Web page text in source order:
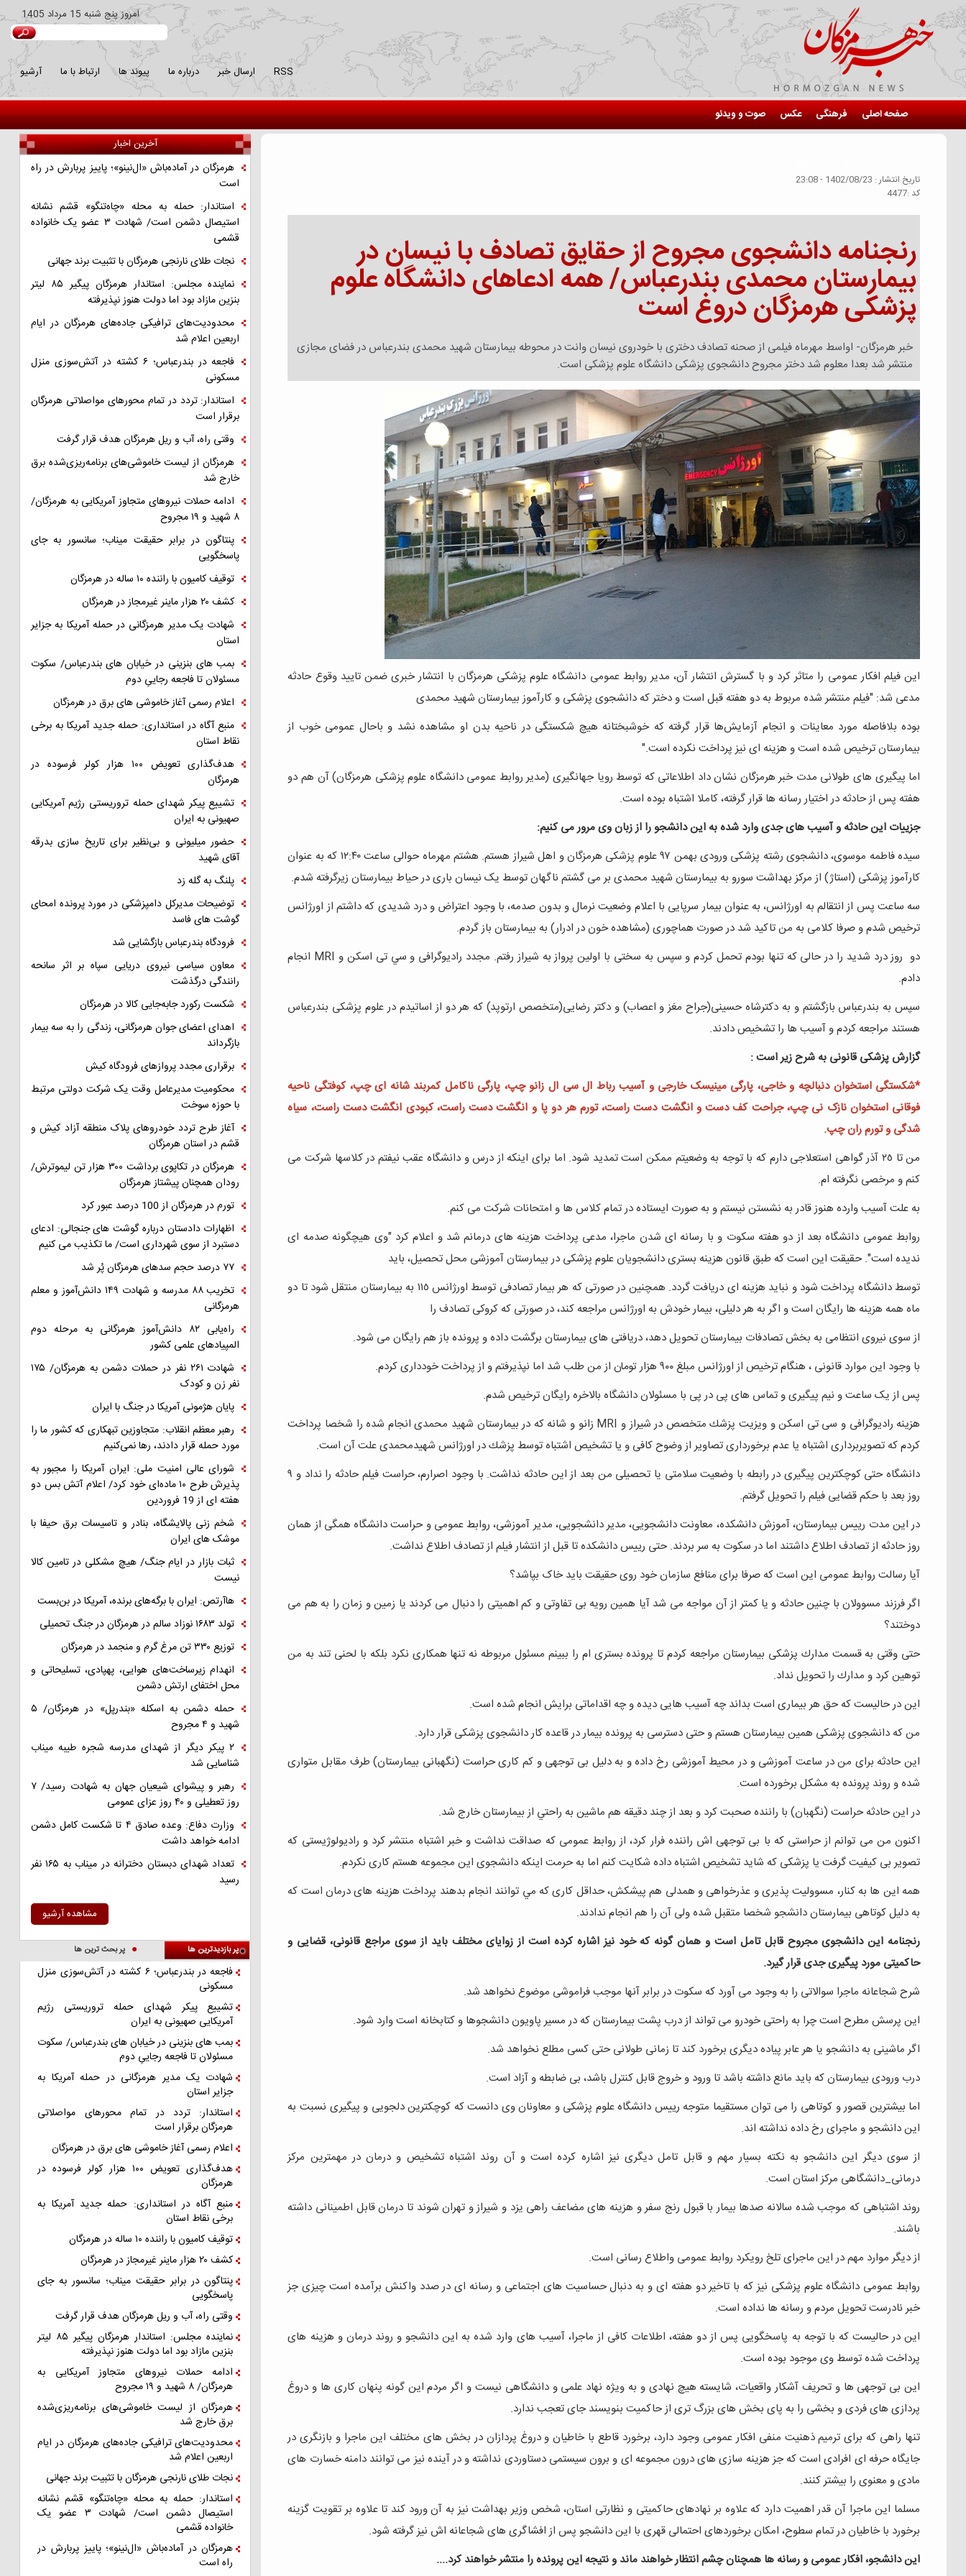
امروزپنج شنبه 15 مرداد 1405
آرشیو ارتباط با ما پیوند ها درباره ما ارسال خبر RSS
صفحه اصلی فرهنگی عکس صوت و ویدئو
تاريخ انتشار : 1402/08/23 - 23:08
كد :4477
رنجنامه دانشجوی مجروح از حقایق تصادف با نیسان در
بیمارستان محمدی بندرعباس/ همه ادعاهای دانشگاه علوم
پزشکی هرمزگان دروغ است
خبر هرمزگان- اواسط مهرماه فیلمی از صحنه تصادف دختری با خودروی نیسان وانت در محوطه بیمارستان شهید محمدی بندرعباس در فضای مجازی
منتشر شد بعدا معلوم شد دختر مجروح دانشجوی پزشکی دانشگاه علوم پزشکی است.
این فیلم افکار عمومی را متاثر کرد و با گسترش انتشار آن، مدیر روابط عمومی دانشگاه علوم پزشکی هرمزگان با انتشار خبری ضمن تایید وقوع حادثه
مدعی شد: "فیلم منتشر شده مربوط به دو هفته قبل است و دختر که دانشجوی پزشکی و کارآموز بیمارستان شهید محمدی
بوده بلافاصله مورد معاینات و انجام آزمایش‌ها قرار گرفته که خوشبختانه هیچ شکستگی در ناحیه بدن او مشاهده نشد و باحال عمومی خوب از
بیمارستان ترخیص شده است و هزینه ای نیز پرداخت نکرده است."
اما پیگیری های طولانی مدت خبر هرمزگان نشان داد اطلاعاتی که توسط رویا جهانگیری (مدیر روابط عمومی دانشگاه علوم پزشکی هرمزگان) آن هم دو
هفته پس از حادثه در اختیار رسانه ها قرار گرفته، کاملا اشتباه بوده است.
جزییات این حادثه و آسیب های جدی وارد شده به این دانشجو را از زبان وی مرور می کنیم:
سيده فاطمه موسوی، دانشجوی رشته پزشکی ورودی بهمن ۹۷ علوم پزشکی هرمزگان و اهل شیراز هستم. هشتم مهرماه حوالی ساعت ۱۲:۴۰ که به عنوان
کارآموز پزشكی (استاژ) از مرکز بهداشت سورو به بیمارستان شهید محمدی بر می گشتم ناگهان توسط یک نیسان باری در حياط بيمارستان زيرگرفته شدم.
سه ساعت پس از انتقالم به اورژانس، به عنوان بیمار سرپایی با اعلام وضعیت نرمال و بدون صدمه، با وجود اعتراض و درد شدیدی كه داشتم از اورژانس
ترخيص شدم و صرفا کلامی به من تاكيد شد در صورت هماچوری (مشاهده خون در ادرار) به بيمارستان باز گردم.
دو روز درد شدید را در حالی که تنها بودم تحمل كردم و سپس به سختی با اولين پرواز به شیراز رفتم. مجدد راديوگرافی و سي تی اسكن و MRI انجام
دادم.
سپس به بندرعباس بازگشتم و به دكترشاه حسينی(جراح مغز و اعصاب) و دكتر رضايی(متخصص ارتوپد) كه هر دو از اساتيدم در علوم پزشكی بندرعباس
هستند مراجعه کردم و آسيب ها را تشخيص دادند.
گزارش پزشكی قانونی به شرح زير است :
*شکستگی استخوان دنبالچه و خاجی، پارگی مینیسک خارجی و آسیب رباط ال سی ال زانو چپ، پارگی ناکامل کمربند شانه ای چپ، کوفتگی ناحیه
فوقانی استخوان نازک نی چپ، جراحت کف دست و انگشت دست راست، تورم هر دو پا و انگشت دست راست، کبودی انگشتدست راست، سیاه
شدگی و تورم ران چپ.
من تا ٢٥ آذر گواهی استعلاجی دارم كه با توجه به وضعيتم ممكن است تمديد شود. اما برای اينكه از درس و دانشگاه عقب نيفتم در كلاسها شرکت می
كنم و مرخصی نگرفته ام.
به علت آسيب وارده هنوز قادر به نشستن نيستم و به صورت ايستاده در تمام كلاس ها و امتحانات شركت می كنم.
روابط عمومی دانشگاه بعد از دو هفته سكوت و با رسانه ای شدن ماجرا، مدعی پرداخت هزینه های درمانم شد و اعلام کرد "وی هیچگونه صدمه ای
ندیده است". حقیقت این است که طبق قانون هزینه بستری دانشجويان علوم پزشكی در بيمارستان آموزشی محل تحصيل، باید
توسط دانشگاه پرداخت شود و نباید هزينه ای دریافت گردد. همچنين در صورتی كه هر بيمار تصادفی توسط اورژانس ١١٥ به بيمارستان منتقل شود تا دو
ماه همه هزينه ها رايگان است و اگر به هر دلیلی، بیمار خودش به اورژانس مراجعه کند، در صورتی كه کروکی تصادف را
از سوی نيروی انتظامی به بخش تصادفات بیمارستان تحویل دهد، دریافتی های بیمارستان برگشت داده و پرونده باز هم رایگان می شود.
با وجود این موارد قانونی ، هنگام ترخيص از اورژانس مبلغ ٩٠٠ هزار تومان از من طلب شد اما نپذيرفتم و از پرداخت خودداری کردم.
پس از یک ساعت و نيم پیگیری و تماس های پی در پی با مسئولان دانشگاه بالاخره رايگان ترخيص شدم.
هزينه راديوگرافی و سی تی اسكن و ویزیت پزشك متخصص در شيراز و MRI زانو و شانه که در بيمارستان شهيد محمدی انجام شده را شخصا پرداخت
کردم که تصويربرداری اشتباه يا عدم برخورداری تصاوير از وضوح كافی و يا تشخيص اشتباه توسط پزشك در اورژانس شهيدمحمدی علت آن است.
دانشگاه حتی کوچکترین پیگیری در رابطه با وضعیت سلامتی یا تحصیلی من بعد از این حادثه نداشت. با وجود اصرارم، حراست فيلم حادثه را نداد و ۹
روز بعد با حكم قضايی فیلم را تحویل گرفتم.
در این مدت رییس بيمارستان، آموزش دانشكده، معاونت دانشجويی، مدير دانشجويی، مدير آموزشی، روابط عمومی و حراست دانشگاه همگی از همان
روز حادثه از تصادف اطلاع داشتند اما در سکوت به سر بردند. حتی رييس دانشكده تا قبل از انتشار فيلم از تصادف اطلاع نداشت.
آیا رسالت روابط عمومی این است که صرفا برای منافع سازمان خود روی حقیقت باید خاک بپاشد؟
اگر فرزند مسوولان با چنین حادثه و یا کمتر از آن مواجه می شد آیا همین رویه بی تفاوتی و کم اهمیتی را دنبال می کردند یا زمین و زمان را به هم می
دوختند؟
حتی وقتی به قسمت مدارك پزشكی بيمارستان مراجعه کردم تا پرونده بستری ام را ببینم مسئول مربوطه نه تنها همکاری نکرد بلکه با لحنی تند به من
توهین کرد و مدارك را تحویل نداد.
این در حالیست که حق هر بیماری است بداند چه آسيب هایی ديده و چه اقداماتی برایش انجام شده است.
من که دانشجوی پزشكی همین بيمارستان هستم و حتی دسترسی به پرونده بیمار در قاعده کار دانشجوی پزشکی قرار دارد.
این حادثه برای من در ساعت آموزشی و در محيط آموزشی رخ داده و به دليل بی توجهی و کم کاری حراست (نگهبانی بیمارستان) طرف مقابل متواری
شده و روند پرونده به مشكل برخورده است.
در این حادثه حراست (نگهبان) با راننده صحبت كرد و بعد از چند دقيقه هم ماشين به راحتي از بيمارستان خارج شد.
اکنون من می توانم از حراستی كه با بی توجهی اش راننده فرار كرد، از روابط عمومی كه صداقت نداشت و خبر اشتباه منتشر كرد و راديولوژيستی كه
تصوير بی كيفيت گرفت يا پزشكی كه شاید تشخيص اشتباه داده شكايت كنم اما به حرمت اينكه دانشجوی اين مجموعه هستم کاری نكردم.
همه این ها به کنار، مسوولیت پذیری و عذرخواهی و همدلی هم پیشکش، حداقل كاری كه مي توانند انجام بدهند پرداخت هزينه های درمان است که
به دلیل کوتاهی بیمارستان دانشجو شخصا متقبل شده ولی آن را هم انجام ندادند.
رنجنامه این دانشجوی مجروح قابل تامل است و همان گونه که خود نیز اشاره کرده است از زوایای مختلف باید از سوی مراجع قانونی، قضایی و
حاکمیتی مورد پیگیری جدی قرار گیرد.
شرح شجاعانه ماجرا سوالاتی را به وجود می آورد که سکوت در برابر آنها موجب فراموشی موضوع نخواهد شد.
این پرسش مطرح است چرا به راحتی خودرو می تواند از درب پشت بيمارستان که در مسیر پاويون دانشجوها و كتابخانه است وارد شود.
اگر ماشينی به دانشجو یا هر عابر پیاده دیگری برخورد کند تا زمانی طولانی حتی کسی مطلع نخواهد شد.
درب ورودی بيمارستان که بايد مانع داشته باشد تا ورود و خروج قابل کنترل باشد، بی ضابطه و آزاد است.
اما بیشترین قصور و کوتاهی را می توان مستقیما متوجه رییس دانشگاه علوم پزشکی و معاونان وی دانست که کوچکترین دلجویی و پیگیری نسبت به
این دانشجو و ماجرای رخ داده نداشته اند.
از سوی دیگر این دانشجو به نکته بسیار مهم و قابل تامل دیگری نیز اشاره کرده است و آن روند اشتباه تشخیص و درمان در مهمترین مرکز
درمانی_دانشگاهی مرکز استان است.
روند اشتباهی که موجب شده سالانه صدها بیمار با قبول رنج سفر و هزینه های مضاعف راهی یزد و شیراز و‌ تهران شوند تا درمان قابل اطمینانی داشته
باشند.
از دیگر موارد مهم در این ماجرای تلخ رویکرد روابط عمومی و‌اطلاع رسانی است.
روابط عمومی دانشگاه علوم پزشکی نیز که با تاخیر دو هفته ای و به دنبال حساسیت های اجتماعی و رسانه ای در صدد واکنش برآمده است چیزی جز
خبر نادرست تحویل مردم و رسانه ها نداده است.
این در حالیست که با توجه به پاسخگویی پس از دو هفته، اطلاعات کافی از ماجرا، آسیب های وارد شده به این دانشجو و روند درمان و هزینه های
پرداخت شده توسط وی موجود بوده است.
این بی توجهی ها و تحریف آشکار واقعیات، شایسته هیچ نهادی و به ویژه نهاد علمی و دانشگاهی نیست و اگر مردم این گونه پنهان کاری ها و دروغ
پردازی های فردی و بخشی را به پای بخش های بزرگ تری از حاکمیت بنویسند جای تعجب ندارد.
تنها راهی که برای ترمیم ذهنیت منفی افکار عمومی وجود دارد، برخورد قاطع با خاطیان و دروغ پردازان در بخش های مختلف این ماجرا و بازنگری در
جایگاه حرفه ای افرادی است که جز هزینه سازی های درون مجموعه ای و برون سیستمی دستاوردی نداشته و در آینده نیز می توانند دامنه خسارت های
مادی و معنوی را بیشتر کنند.
مسلما این ماجرا آن قدر اهمیت دارد که علاوه بر نهادهای حاکمیتی و نظارتی استان، شخص وزیر بهداشت نیز به آن ورود کند تا علاوه بر تقویت گزینه
برخورد با خاطیان در تمام سطوح، امکان برخوردهای احتمالی قهری با این دانشجو پس از افشاگری های شجاعانه اش نیز گرفته شود.
این دانشجو، افکار عمومی و رسانه ها همچنان چشم انتظار خواهند ماند و‌ نتیجه این پرونده را منتشر خواهند کرد....
آخرین اخبار
هرمزگان در آماده‌باش «ال‌نینو»؛ پاییز پربارش در راه
است
استاندار: حمله به محله «چاه‌تنگو» قشم نشانه
استیصال دشمن است/ شهادت ۳ عضو یک خانواده
قشمی
نجات طلای نارنجی هرمزگان با تثبیت برند جهانی
نماینده مجلس: استاندار هرمزگان پیگیر ۸۵ لیتر
بنزین مازاد بود اما دولت هنوز نپذیرفته
محدودیت‌های ترافیکی جاده‌های هرمزگان در ایام
اربعین اعلام شد
فاجعه در بندرعباس؛ ۶ کشته در آتش‌سوزی منزل
مسکونی
استاندار: تردد در تمام محورهای مواصلاتی هرمزگان
برقرار است
وقتی راه، آب و ریل هرمزگان هدف قرار گرفت
هرمزگان از لیست خاموشی‌های برنامه‌ریزی‌شده برق
خارج شد
ادامه حملات نیروهای متجاوز آمریکایی به هرمزگان/
۸ شهید و ۱۹ مجروح
پنتاگون در برابر حقیقت میناب؛ سانسور به جای
پاسخگویی
توقیف کامیون با راننده ۱۰ ساله در هرمزگان
کشف ۲۰ هزار ماینر غیرمجاز در هرمزگان
شهادت یک مدیر هرمزگانی در حمله آمریکا به جزایر
استان
بمب های بنزینی در خیابان های بندرعباس/ سکوت
مسئولان تا فاجعه رجاییِ دوم
اعلام رسمی آغاز خاموشی های برق در هرمزگان
منبع آگاه در استانداری: حمله جدید آمریکا به برخی
نقاط استان
هدف‌گذاری تعویض ۱۰۰ هزار کولر فرسوده در
هرمزگان
تشییع پیکر شهدای حمله تروریستی رژیم آمریکایی
صهیونی به ایران
حضور میلیونی و بی‌نظیر برای تاریخ سازی بدرقه
آقای شهید
پلنگ به گله زد
توضیحات مدیرکل دامپزشکی در مورد پرونده امحای
گوشت های فاسد
فرودگاه بندرعباس بازگشایی شد
معاون سیاسی نیروی دریایی سپاه بر اثر سانحه
رانندگی درگذشت
شکست رکورد جابه‌جایی کالا در هرمزگان
اهدای اعضای جوان هرمزگانی، زندگی را به سه بیمار
بازگرداند
برقراری مجدد پروازهای فرودگاه کیش
محکومیت مدیرعامل وقت یک شرکت دولتی مرتبط
با حوزه سوخت
آغاز طرح تردد خودروهای پلاک منطقه آزاد کیش و
قشم در استان هرمزگان
هرمزگان در تکاپوی برداشت ۳۰۰ هزار تن لیموترش/
رودان همچنان پیشتاز هرمزگان
تورم در هرمزگان از 100 درصد عبور کرد
اظهارات دادستان درباره گوشت های جنجالی: ادعای
دستبرد از سوی شهرداری است/ ما تکذیب می کنیم
۷۷ درصد حجم سدهای هرمزگان پُر شد
تخریب ۸۸ مدرسه و شهادت ۱۴۹ دانش‌آموز و معلم
هرمزگانی
راه‌یابی ۸۲ دانش‌آموز هرمزگانی به مرحله دوم
المپیادهای علمی کشور
شهادت ۲۶۱ نفر در حملات دشمن به هرمزگان/ ۱۷۵
نفر زن و کودک
پایان هژمونی آمریکا در جنگ با ایران
رهبر معظم انقلاب: متجاوزین تبهکاری که کشور ما را
مورد حمله قرار دادند، رها نمی‌کنیم
شورای عالی امنیت ملی: ایران آمریکا را مجبور به
پذیرش طرح ۱۰ ماده‌ای خود کرد/ اعلام آتش بس دو
هفته ای از 19 فروردین
شخم زنی پالایشگاه، بنادر و تاسیسات برق حیفا با
موشک های ایران
ثبات بازار در ایام جنگ/ هیچ مشکلی در تامین کالا
نیست
هاآرتص: ایران با برگه‌های برنده، آمریکا در بن‌بست
تولد ۱۶۸۳ نوزاد سالم در هرمزگان در جنگ تحمیلی
توزیع ۳۳۰ تن مرغ گرم و منجمد در هرمزگان
انهدام زیرساخت‌های هوایی، پهپادی، تسلیحاتی و
محل اختفای ارتش دشمن
حمله دشمن به اسکله «بندرپل» در هرمزگان/ ۵
شهید و ۴ مجروح
۲ پیکر دیگر از شهدای مدرسه شجره طیبه میناب
شناسایی شد
رهبر و پیشوای شیعیان جهان به شهادت رسید/ ۷
روز تعطیلی و ۴۰ روز عزای عمومی
وزارت دفاع: وعده صادق ۴ تا شکست کامل دشمن
ادامه خواهد داشت
تعداد شهدای دبستان دخترانه در میناب به ۱۶۵ نفر
رسید
مشاهده آرشیو
پر بازدیدترین ها پر بحث ترین ها
فاجعه در بندرعباس؛ ۶ کشته در آتش‌سوزی منزل
مسکونی
تشییع پیکر شهدای حمله تروریستی رژیم
آمریکایی صهیونی به ایران
بمب های بنزینی در خیابان های بندرعباس/ سکوت
مسئولان تا فاجعه رجاییِ دوم
شهادت یک مدیر هرمزگانی در حمله آمریکا به
جزایر استان
استاندار: تردد در تمام محورهای مواصلاتی
هرمزگان برقرار است
اعلام رسمی آغاز خاموشی های برق در هرمزگان
هدف‌گذاری تعویض ۱۰۰ هزار کولر فرسوده در
هرمزگان
منبع آگاه در استانداری: حمله جدید آمریکا به
برخی نقاط استان
توقیف کامیون با راننده ۱۰ ساله در هرمزگان
کشف ۲۰ هزار ماینر غیرمجاز در هرمزگان
پنتاگون در برابر حقیقت میناب؛ سانسور به جای
پاسخگویی
وقتی راه، آب و ریل هرمزگان هدف قرار گرفت
نماینده مجلس: استاندار هرمزگان پیگیر ۸۵ لیتر
بنزین مازاد بود اما دولت هنوز نپذیرفته
ادامه حملات نیروهای متجاوز آمریکایی به
هرمزگان/ ۸ شهید و ۱۹ مجروح
هرمزگان از لیست خاموشی‌های برنامه‌ریزی‌شده
برق خارج شد
محدودیت‌های ترافیکی جاده‌های هرمزگان در ایام
اربعین اعلام شد
نجات طلای نارنجی هرمزگان با تثبیت برند جهانی
استاندار: حمله به محله «چاه‌تنگو» قشم نشانه
استیصال دشمن است/ شهادت ۳ عضو یک
خانواده قشمی
هرمزگان در آماده‌باش «ال‌نینو»؛ پاییز پربارش در
راه است